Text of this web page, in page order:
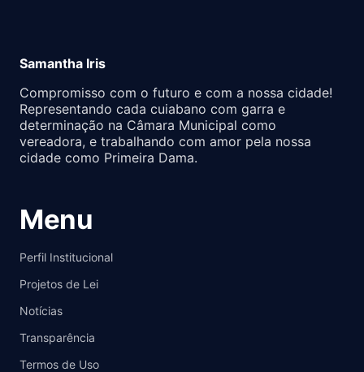
Samantha Iris
Compromisso com o futuro e com a nossa cidade!
Representando cada cuiabano com garra e
determinação na Câmara Municipal como
vereadora, e trabalhando com amor pela nossa
cidade como Primeira Dama.
Menu
Perfil Institucional
Projetos de Lei
Notícias
Transparência
Termos de Uso